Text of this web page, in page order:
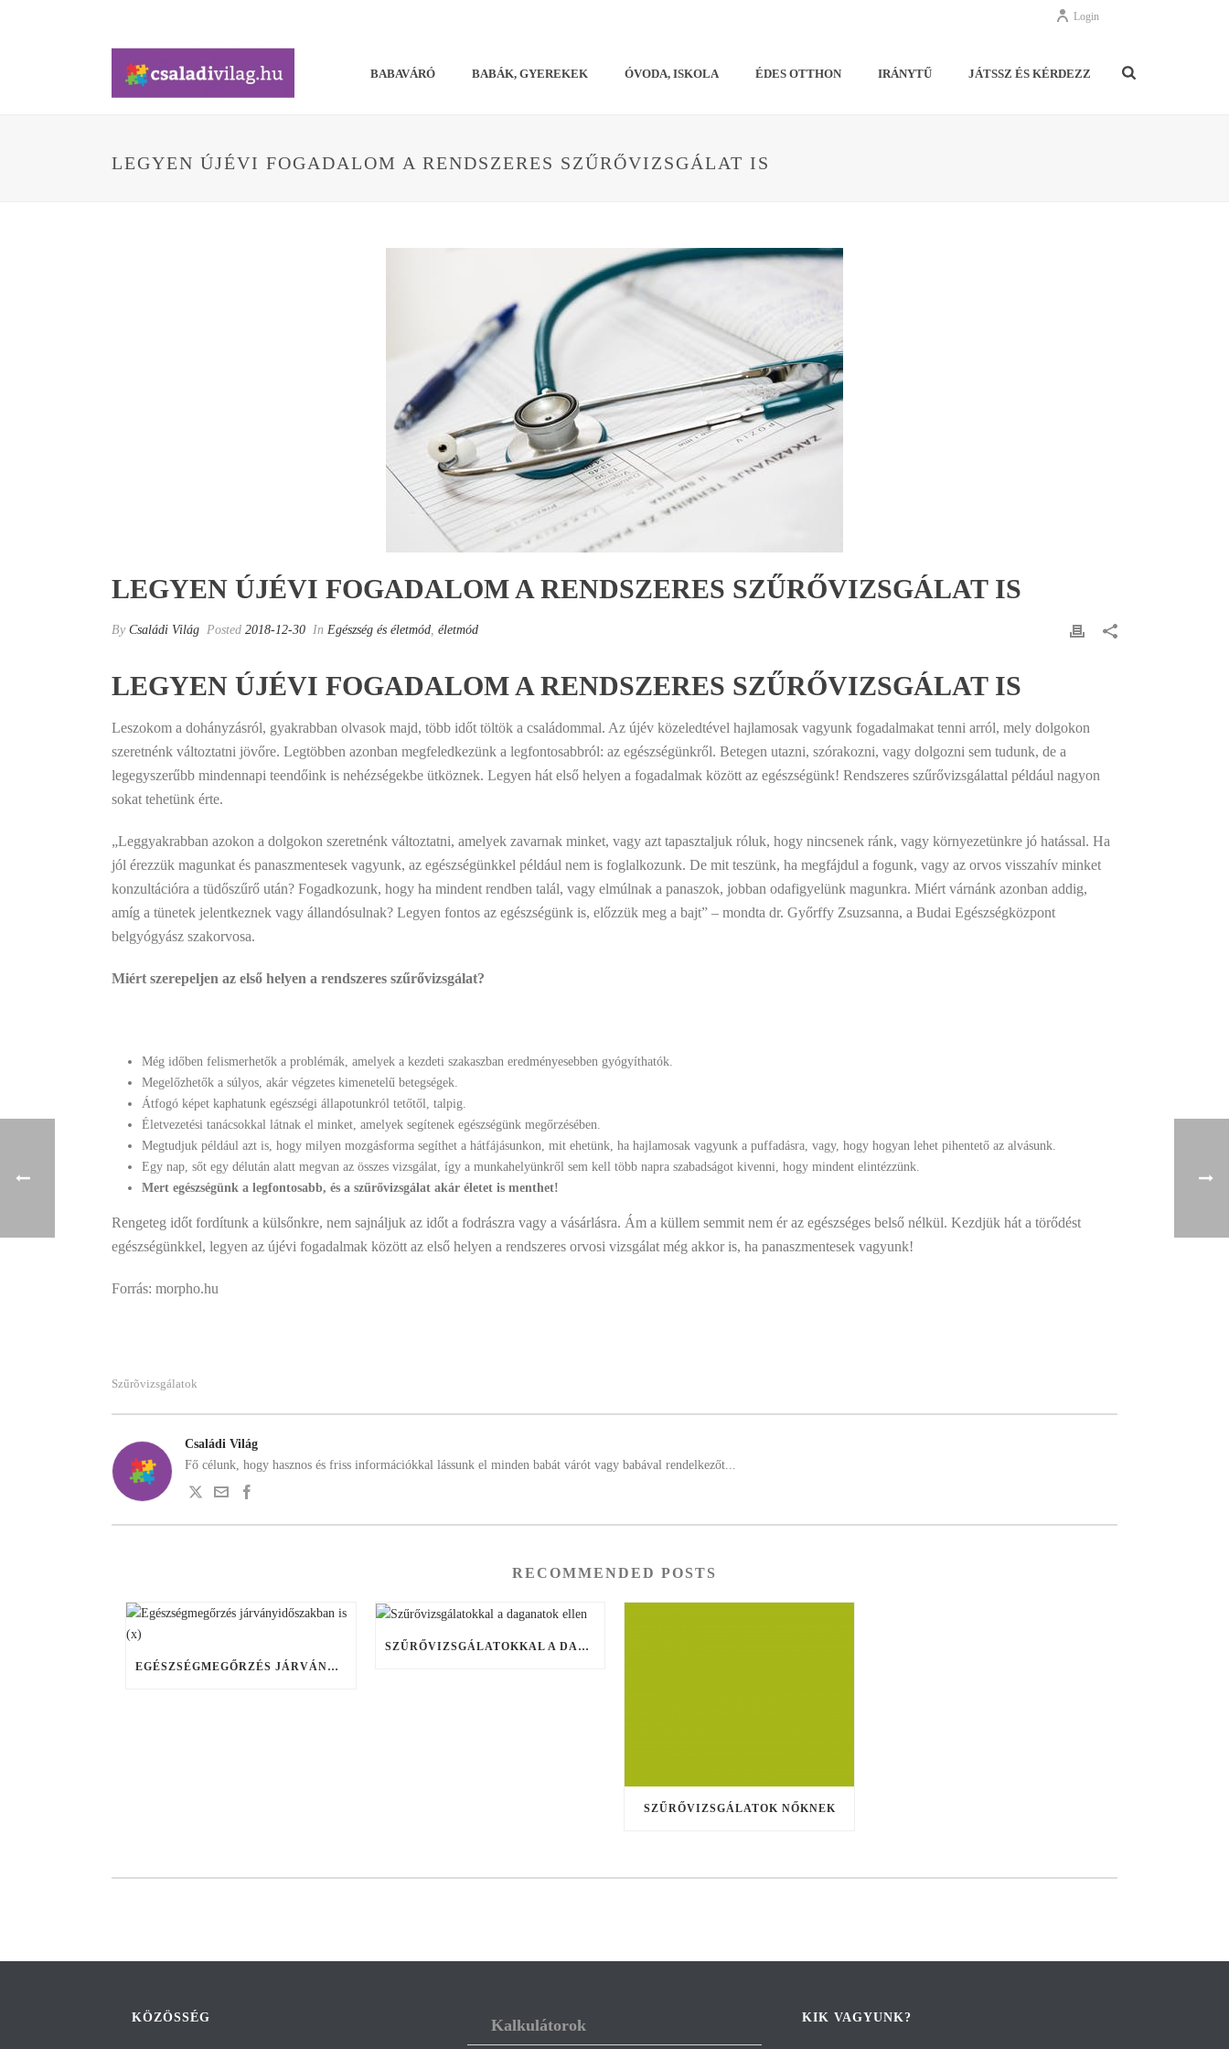
Login
BABAVÁRÓ BABÁK, GYEREKEK ÓVODA, ISKOLA ÉDES OTTHON IRÁNYTŰ JÁTSSZ ÉS KÉRDEZZ
LEGYEN ÚJÉVI FOGADALOM A RENDSZERES SZŰRŐVIZSGÁLAT IS
LEGYEN ÚJÉVI FOGADALOM A RENDSZERES SZŰRŐVIZSGÁLAT IS
By Családi Világ Posted 2018-12-30 In Egészség és életmód, életmód
LEGYEN ÚJÉVI FOGADALOM A RENDSZERES SZŰRŐVIZSGÁLAT IS
Leszokom a dohányzásról, gyakrabban olvasok majd, több időt töltök a családommal. Az újév közeledtével hajlamosak vagyunk fogadalmakat tenni arról, mely dolgokon
szeretnénk változtatni jövőre. Legtöbben azonban megfeledkezünk a legfontosabbról: az egészségünkről. Betegen utazni, szórakozni, vagy dolgozni sem tudunk, de a
legegyszerűbb mindennapi teendőink is nehézségekbe ütköznek. Legyen hát első helyen a fogadalmak között az egészségünk! Rendszeres szűrővizsgálattal például nagyon
sokat tehetünk érte.
„Leggyakrabban azokon a dolgokon szeretnénk változtatni, amelyek zavarnak minket, vagy azt tapasztaljuk róluk, hogy nincsenek ránk, vagy környezetünkre jó hatással. Ha
jól érezzük magunkat és panaszmentesek vagyunk, az egészségünkkel például nem is foglalkozunk. De mit teszünk, ha megfájdul a fogunk, vagy az orvos visszahív minket
konzultációra a tüdőszűrő után? Fogadkozunk, hogy ha mindent rendben talál, vagy elmúlnak a panaszok, jobban odafigyelünk magunkra. Miért várnánk azonban addig,
amíg a tünetek jelentkeznek vagy állandósulnak? Legyen fontos az egészségünk is, előzzük meg a bajt” – mondta dr. Győrffy Zsuzsanna, a Budai Egészségközpont
belgyógyász szakorvosa.
Miért szerepeljen az első helyen a rendszeres szűrővizsgálat?
Még időben felismerhetők a problémák, amelyek a kezdeti szakaszban eredményesebben gyógyíthatók.
Megelőzhetők a súlyos, akár végzetes kimenetelű betegségek.
Átfogó képet kaphatunk egészségi állapotunkról tetőtől, talpig.
Életvezetési tanácsokkal látnak el minket, amelyek segítenek egészségünk megőrzésében.
Megtudjuk például azt is, hogy milyen mozgásforma segíthet a hátfájásunkon, mit ehetünk, ha hajlamosak vagyunk a puffadásra, vagy, hogy hogyan lehet pihentető az alvásunk.
Egy nap, sőt egy délután alatt megvan az összes vizsgálat, így a munkahelyünkről sem kell több napra szabadságot kivenni, hogy mindent elintézzünk.
Mert egészségünk a legfontosabb, és a szűrővizsgálat akár életet is menthet!
Rengeteg időt fordítunk a külsőnkre, nem sajnáljuk az időt a fodrászra vagy a vásárlásra. Ám a küllem semmit nem ér az egészséges belső nélkül. Kezdjük hát a törődést
egészségünkkel, legyen az újévi fogadalmak között az első helyen a rendszeres orvosi vizsgálat még akkor is, ha panaszmentesek vagyunk!
Forrás: morpho.hu
Szűrõvizsgálatok
Családi Világ
Fő célunk, hogy hasznos és friss információkkal lássunk el minden babát várót vagy babával rendelkezőt...
RECOMMENDED POSTS
EGÉSZSÉGMEGŐRZÉS JÁRVÁNYIDŐSZAKBAN IS (X)
SZŰRŐVIZSGÁLATOKKAL A DAGANATOK ELLEN
SZŰRŐVIZSGÁLATOK NŐKNEK
KÖZÖSSÉG Kalkulátorok KIK VAGYUNK?